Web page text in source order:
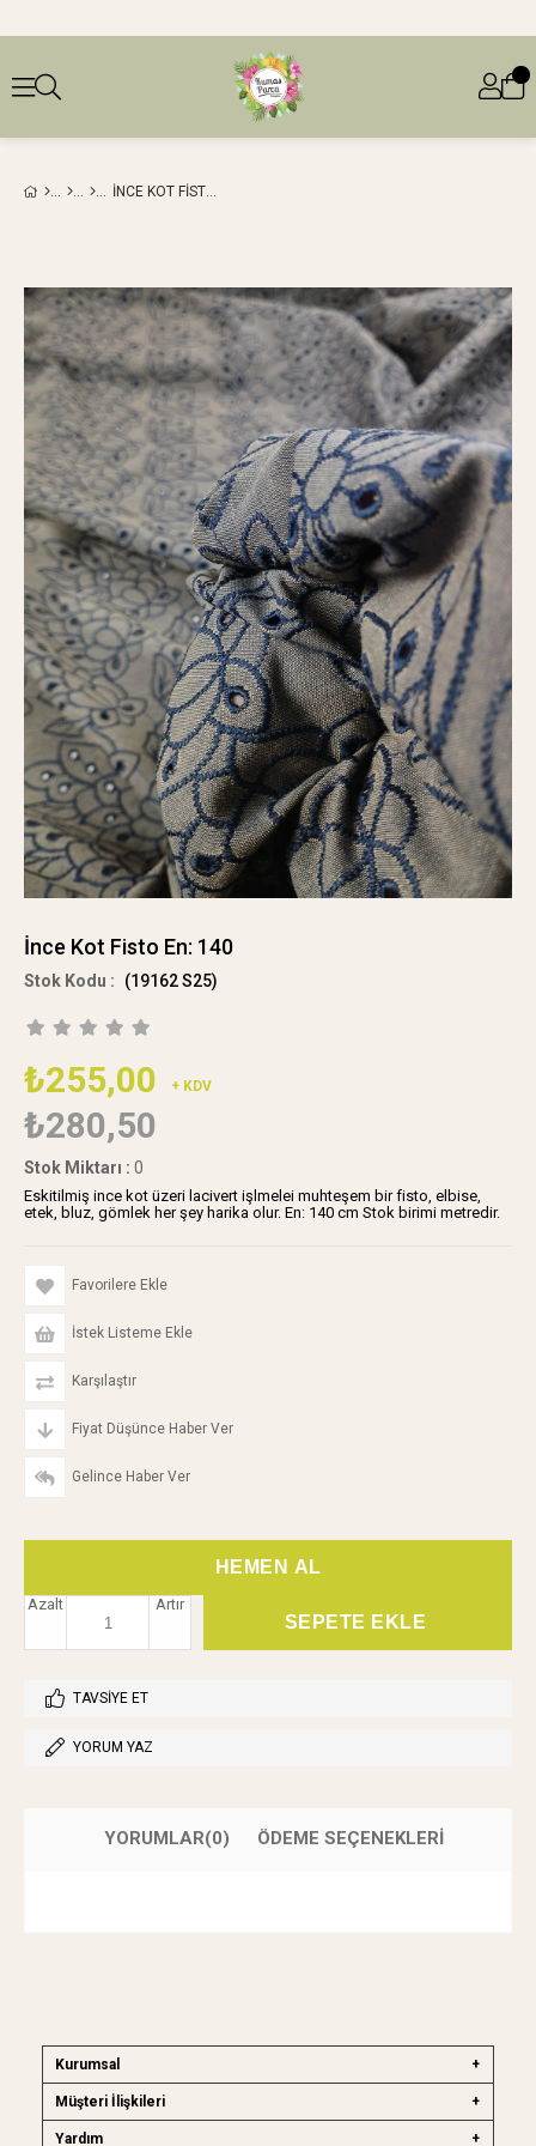
İNCE KOT FISTO EN: 140
İnce Kot Fisto En: 140
(19162 S25)
₺255,00 + KDV
₺280,50
Stok Miktarı : 0
Eskitilmiş ince kot üzeri lacivert işlmelei muhteşem bir fisto, elbise,
etek, bluz, gömlek her şey harika olur. En: 140 cm Stok birimi metredir.
Favorilere Ekle
İstek Listeme Ekle
Karşılaştır
Fiyat Düşünce Haber Ver
Gelince Haber Ver
Artır
Azalt
TAVSIYE ET
YORUM YAZ
YORUMLAR(0) ÖDEME SEÇENEKLERI
Kurumsal
Müşteri İlişkileri
Yardım